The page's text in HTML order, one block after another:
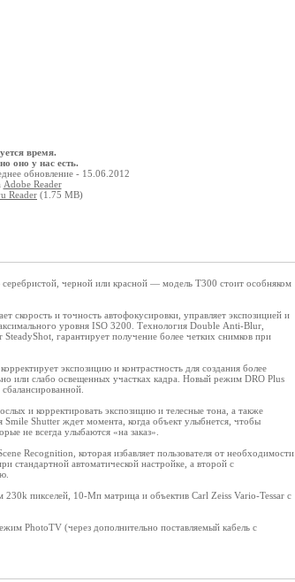
время.
оно у нас есть.
обновление - 15.06.2012
Adobe Reader
Reader (1.75 MB)
черной или красной — модель T300 стоит особняком
и точность автофокусировки, управляет экспозицией и
уровня ISO 3200. Технология Double Anti-Blur,
SteadyShot, гарантирует получение более четких снимков при
экспозицию и контрастность для создания более
или слабо освещенных участках кадра. Новый режим DRO Plus
и корректировать экспозицию и телесные тона, а также
Shutter ждет момента, когда объект улыбнется, чтобы
не всегда улыбаются «на заказ».
Recognition, которая избавляет пользователя от необходимости
автоматической настройке, а второй с
пикселей, 10-Мп матрица и объектив Carl Zeiss Vario-Tessar с
PhotoTV (через дополнительно поставляемый кабель с